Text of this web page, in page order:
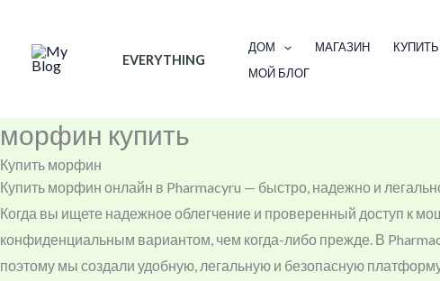
content
EVERYTHING
ДОМ МАГАЗИН
МОЙ БЛОГ
морфин купить
Купить морфин
Купить морфин онлайн в Pharmacyru — быстро, надежно и
Когда вы ищете надежное облегчение и проверенный доступ к
конфиденциальным вариантом, чем когда-либо прежде. В
поэтому мы создали удобную, легальную и безопасную